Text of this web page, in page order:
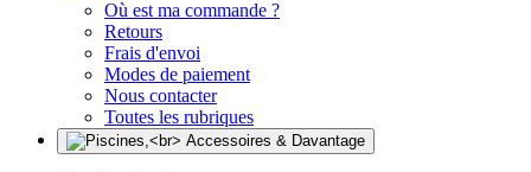
Où est ma commande ?
Retours
Frais d'envoi
Modes de paiement
Nous contacter
Toutes les rubriques